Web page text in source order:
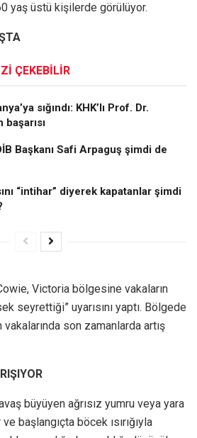
yaş üstü kişilerde görülüyor.
ÇEKEBİLİR
sığındı: KHK’lı Prof. Dr.
Başkanı Safi Arpaguş şimdi de
“intihar” diyerek kapatanlar şimdi
Victoria bölgesine vakaların
seyrettiği” uyarısını yaptı. Bölgede
son zamanlarda artış
büyüyen ağrısız yumru veya yara
başlangıçta böcek ısırığıyla